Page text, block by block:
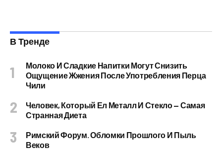
В Тренде
Молоко И Сладкие Напитки Могут Снизить
Ощущение Жжения После Употребления Перца
Чили
Человек, Который Ел Металл И Стекло — Самая
Странная Диета
Римский Форум. Обломки Прошлого И Пыль
Веков